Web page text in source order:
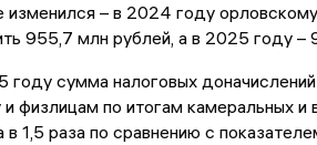
изменился – в 2024 году
955,7 млн рублей, а в 2025 году –
году сумма налоговых
и физлицам по итогам камеральных и
в 1,5 раза по сравнению с